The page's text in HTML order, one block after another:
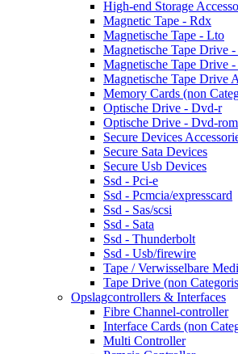
High-end Storage
Magnetic Tape - Rdx
Magnetische Tape - Lto
Magnetische Tape Drive
Magnetische Tape Drive
Magnetische Tape Drive
Memory Cards (non
Optische Drive - Dvd-r
Optische Drive - Dvd-
Secure Devices
Secure Sata Devices
Secure Usb Devices
Ssd - Pci-e
Ssd - Pcmcia/expresscard
Ssd - Sas/scsi
Ssd - Sata
Ssd - Thunderbolt
Ssd - Usb/firewire
Tape / Verwisselbare
Tape Drive (non
Opslagcontrollers & Interfaces
Fibre Channel-controller
Interface Cards (non
Multi Controller